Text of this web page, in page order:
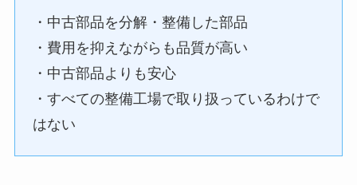
・中古部品を分解・整備した部品
・費用を抑えながらも品質が高い
・中古部品よりも安心
・すべての整備工場で取り扱っているわけで
はない